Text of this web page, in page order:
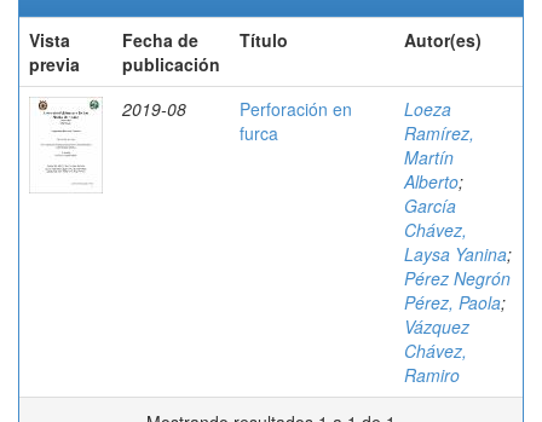
Vista
previa
Fecha de
publicación
Título Autor(es)
2019-08
Perforación en
furca
Loeza
Ramírez,
Martín
Alberto;
García
Chávez,
Laysa Yanina;
Pérez Negrón
Pérez, Paola;
Vázquez
Chávez,
Ramiro